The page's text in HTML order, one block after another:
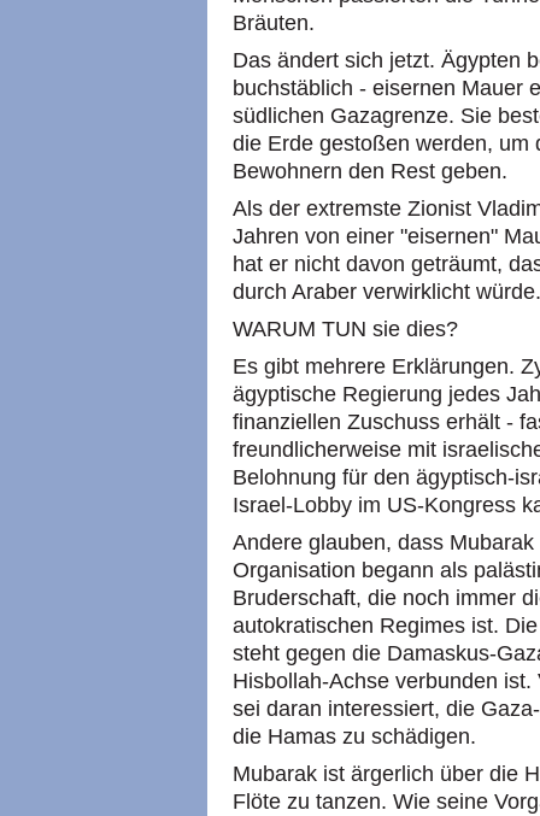
Bräuten.
Das ändert sich jetzt. Ägypten
buchstäblich - eisernen Mauer
südlichen Gazagrenze. Sie
die Erde gestoßen werden, um
Bewohnern den Rest geben.
Als der extremste Zionist
Jahren von einer "eisernen"
hat er nicht davon geträumt,
durch Araber verwirklicht würde.
WARUM TUN sie dies?
Es gibt mehrere Erklärungen.
ägyptische Regierung jedes
finanziellen Zuschuss erhält -
freundlicherweise mit
Belohnung für den ägyptisch-
Israel-Lobby im US-Kongress
Andere glauben, dass
Organisation begann als
Bruderschaft, die noch immer
autokratischen Regimes ist.
steht gegen die Damaskus-
Hisbollah-Achse verbunden
sei daran interessiert, die
die Hamas zu schädigen.
Mubarak ist ärgerlich über die
Flöte zu tanzen. Wie seine